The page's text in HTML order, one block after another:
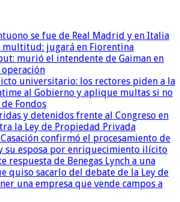
se fue de Real Madrid y en Italia
multitud: jugará en Fiorentina
murió el intendente de Gaiman en
universitario: los rectores piden a la
al Gobierno y aplique multas si no
Fondos
y detenidos frente al Congreso en
la Ley de Propiedad Privada
Casación confirmó el procesamiento de
su esposa por enriquecimiento ilícito
respuesta de Benegas Lynch a una
quiso sacarlo del debate de la Ley de
una empresa que vende campos a